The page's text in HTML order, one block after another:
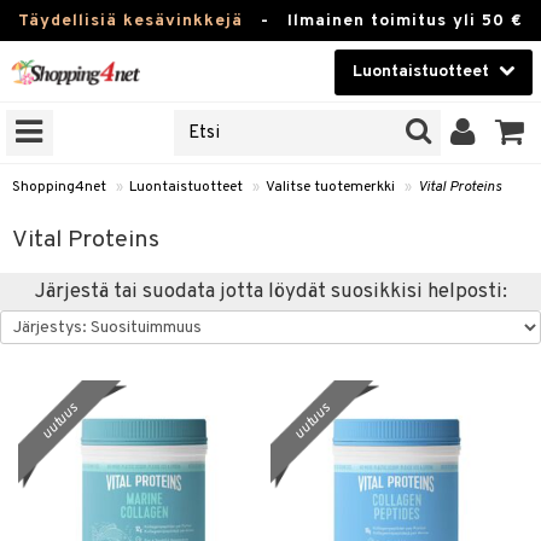
Täydellisiä kesävinkkejä - Ilmainen toimitus yli 50 €
Luontaistuotteet
Kauneudenhoito
Piilolinssit
Luontaistuotteet
Apteekki
Fitness
Koti & Sisustus
Lelut, Lapsi & Vauva
Tuotemerkkejä
Kampanjat
Shopping4net » Luontaistuotteet » Valitse tuotemerkki » Vital Proteins
Vital Proteins
Järjestä tai suodata jotta löydät suosikkisi helposti:
uutuus uutuus
& pähkinät
& kynnet